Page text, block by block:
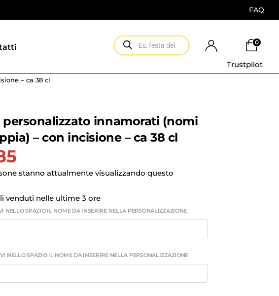
FAQ
0
Trustpilot
– ca 38 cl
personalizzato innamorati (nomi
– con incisione – ca 38 cl
stanno attualmente visualizzando questo
venduti nelle ultime 3 ore
NELLO SPAZIO IL NOME DA INSERIRE NELLA PERSONALIZZAZIONE
NELLO SPAZIO IL NOME DA INSERIRE NELLA PERSONALIZZAZIONE